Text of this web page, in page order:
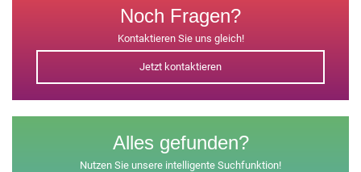
Noch Fragen?
Kontaktieren Sie uns gleich!
Jetzt kontaktieren
Alles gefunden?
Nutzen Sie unsere intelligente Suchfunktion!